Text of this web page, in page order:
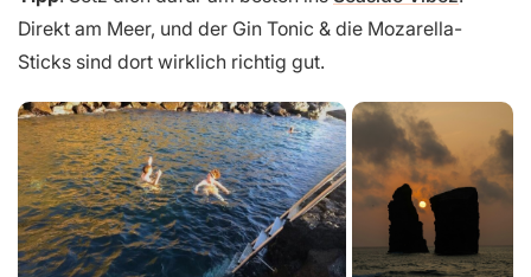
Direkt am Meer, und der Gin Tonic & die Mozarella-
Sticks sind dort wirklich richtig gut.